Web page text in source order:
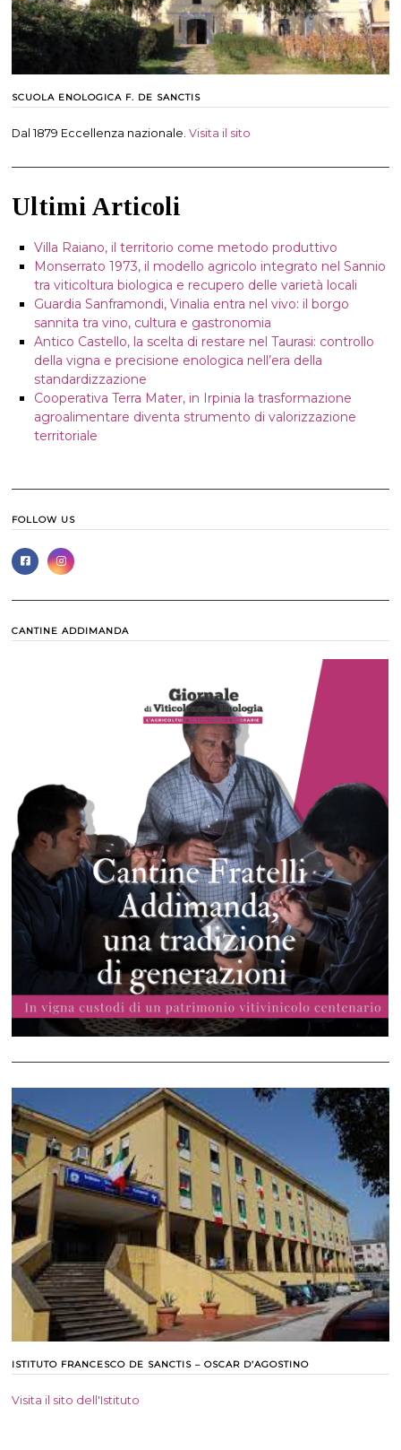
SCUOLA ENOLOGICA F. DE SANCTIS
Dal 1879 Eccellenza nazionale.Visita il sito
Ultimi Articoli
Villa Raiano, il territorio come metodo produttivo
Monserrato 1973, il modello agricolo integrato nel Sannio
tra viticoltura biologica e recupero delle varietà locali
Guardia Sanframondi, Vinalia entra nel vivo: il borgo
sannita tra vino, cultura e gastronomia
Antico Castello, la scelta di restare nel Taurasi: controllo
della vigna e precisione enologica nell’era della
standardizzazione
Cooperativa Terra Mater, in Irpinia la trasformazione
agroalimentare diventa strumento di valorizzazione
territoriale
FOLLOW US
CANTINE ADDIMANDA
ISTITUTO FRANCESCO DE SANCTIS – OSCAR D’AGOSTINO
Visita il sito dell'Istituto